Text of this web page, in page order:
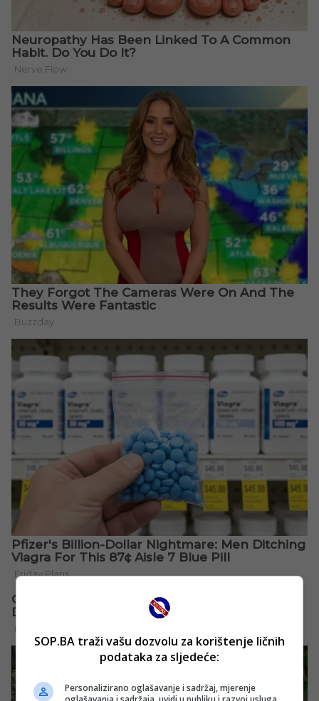
SOP.BA traži vašu dozvolu za korištenje ličnih
podataka za sljedeće:
Personalizirano oglašavanje i sadržaj, mjerenje